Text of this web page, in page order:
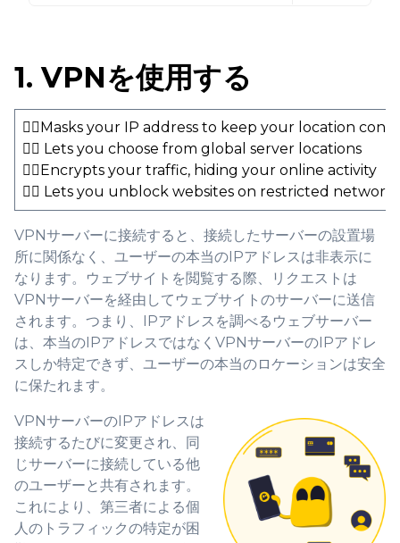
1. VPNを使用する
👍🏻Masks your IP address to keep your location
👍🏻 Lets you choose from global server locations
👍🏻Encrypts your traffic, hiding your online activity
👍🏻 Lets you unblock websites on restricted networks
VPNサーバーに接続すると、接続したサーバーの設置場
所に関係なく、ユーザーの本当のIPアドレスは非表示に
なります。ウェブサイトを閲覧する際、リクエストは
VPNサーバーを経由してウェブサイトのサーバーに送信
されます。つまり、IPアドレスを調べるウェブサーバー
は、本当のIPアドレスではなくVPNサーバーのIPアドレ
スしか特定できず、ユーザーの本当のロケーションは安全
に保たれます。
VPNサーバーのIPアドレスは
接続するたびに変更され、同
じサーバーに接続している他
のユーザーと共有されます。
これにより、第三者による個
人のトラフィックの特定が困